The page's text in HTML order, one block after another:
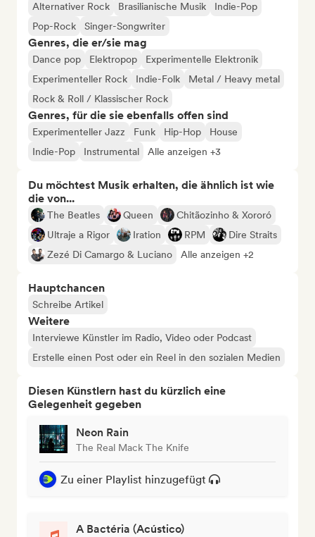
Alternativer Rock Brasilianische Musik
Indie-Pop
Pop-Rock
Singer-Songwriter
Genres, die er/sie mag
Dance pop Elektropop
Experimentelle Elektronik
Experimenteller Rock
Indie-Folk
Metal / Heavy metal
Rock & Roll / Klassischer Rock
Genres, für die sie ebenfalls offen sind
Experimenteller Jazz Funk Hip-Hop
House
Indie-Pop
Instrumental Alle anzeigen +3
Du möchtest Musik erhalten, die ähnlich ist wie
die von...
The Beatles Queen
Chitãozinho & Xororó
Ultraje a Rigor
Iration RPM
Dire Straits
Zezé Di Camargo & Luciano
Alle anzeigen +2
Hauptchancen
Schreibe Artikel
Weitere
Interviewe Künstler im Radio, Video oder Podcast
Erstelle einen Post oder ein Reel in den sozialen Medien
Diesen Künstlern hast du kürzlich eine
Gelegenheit gegeben
Neon Rain
The Real Mack The Knife
Zu einer Playlist hinzugefügt
A Bactéria (Acústico)